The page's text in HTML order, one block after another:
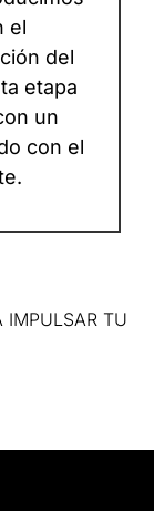
el
del
etapa
un
con el
IMPULSAR TU